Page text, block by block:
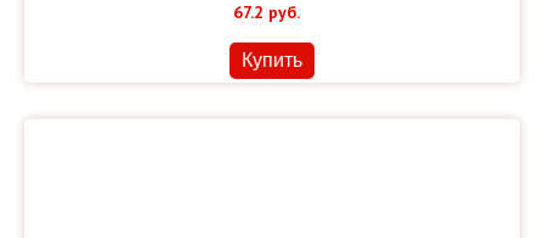
67.2 руб.
Купить